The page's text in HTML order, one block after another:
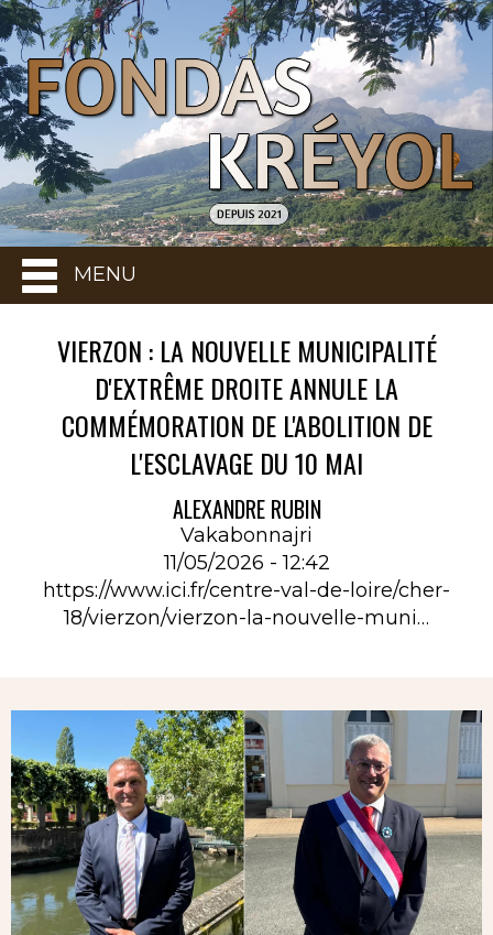
MENU
VIERZON : LA NOUVELLE MUNICIPALITÉ
D'EXTRÊME DROITE ANNULE LA
COMMÉMORATION DE L'ABOLITION DE
L'ESCLAVAGE DU 10 MAI
ALEXANDRE RUBIN
Vakabonnajri
11/05/2026 - 12:42
https://www.ici.fr/centre-val-de-loire/cher-
18/vierzon/vierzon-la-nouvelle-muni…